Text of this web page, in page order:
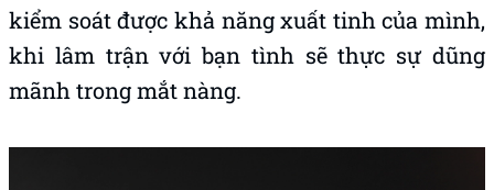
kiểm soát được khả năng xuất tinh của mình,
khi lâm trận với bạn tình sẽ thực sự dũng
mãnh trong mắt nàng.